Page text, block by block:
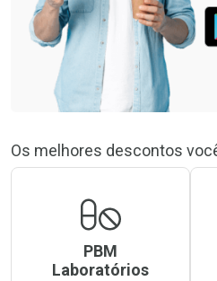
Os melhores descontos
PBM
Laboratórios